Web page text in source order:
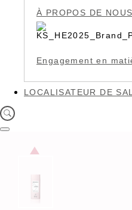
À PROPOS DE NOUS
Engagement en
LOCALISATEUR DE